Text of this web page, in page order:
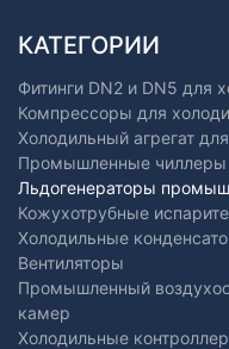
КАТЕГОРИИ
Фитинги DN2 и DN5 для
Компрессоры для
Холодильный агрегат
Промышленные
Льдогенераторы
Кожухотрубные
Холодильные
Вентиляторы
Промышленный
камер
Холодильные